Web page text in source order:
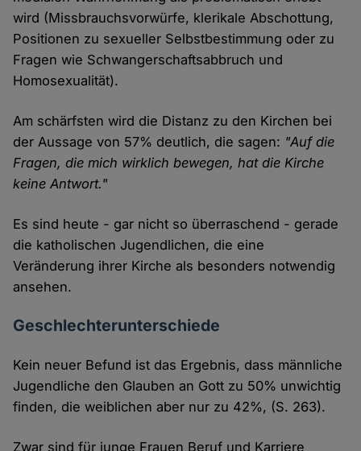
wird (Missbrauchsvorwürfe, klerikale Abschottung,
Positionen zu sexueller Selbstbestimmung oder zu
Fragen wie Schwangerschaftsabbruch und
Homosexualität).
Am schärfsten wird die Distanz zu den Kirchen bei
der Aussage von 57% deutlich, die sagen: "Auf die
Fragen, die mich wirklich bewegen, hat die Kirche
keine Antwort."
Es sind heute - gar nicht so überraschend - gerade
die katholischen Jugendlichen, die eine
Veränderung ihrer Kirche als besonders notwendig
ansehen.
Geschlechterunterschiede
Kein neuer Befund ist das Ergebnis, dass männliche
Jugendliche den Glauben an Gott zu 50% unwichtig
finden, die weiblichen aber nur zu 42%, (S. 263).
Zwar sind für junge Frauen Beruf und Karriere